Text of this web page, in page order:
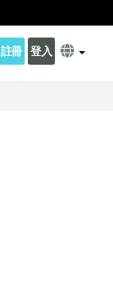
註冊 登入